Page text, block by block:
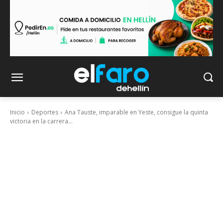
Inicio Deportes
Ana Tauste, imparable en Yeste, consigue la quinta
victoria en la carrera...